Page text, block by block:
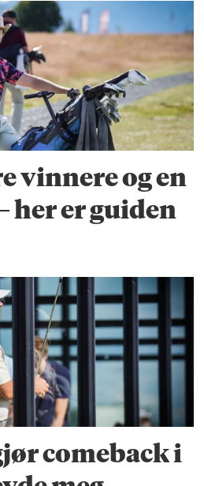
vinnere og en
her er guiden
comeback i